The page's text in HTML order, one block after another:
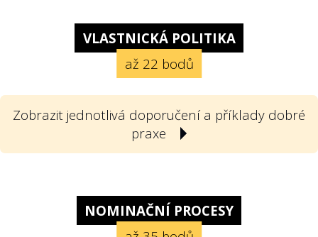
VLASTNICKÁ POLITIKA
až 22 bodů
Zobrazit jednotlivá doporučení a příklady dobré
praxe
politiku? Vlastnickou politikou
rozumíme v souladu s doporučeními
NOMINAČNÍ PROCESY